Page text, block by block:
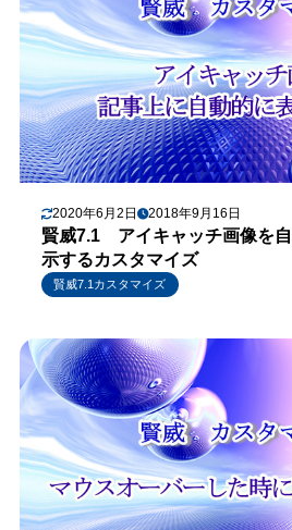
2020年6月2日 2018年9月16日
賢威7.1 アイキャッチ画像を
示するカスタマイズ
賢威7.1カスタマイズ